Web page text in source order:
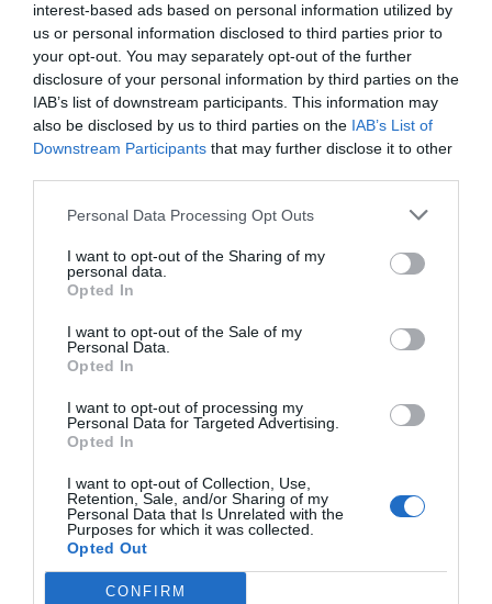
interest-based ads based on personal information utilized by
us or personal information disclosed to third parties prior to
your opt-out. You may separately opt-out of the further
disclosure of your personal information by third parties on the
IAB’s list of downstream participants. This information may
also be disclosed by us to third parties on the IAB’s List of
Downstream Participants that may further disclose it to other
Personal Data Processing Opt Outs
I want to opt-out of the Sharing of my
personal data.
Opted In
I want to opt-out of the Sale of my
Personal Data.
Opted In
I want to opt-out of processing my
Personal Data for Targeted Advertising.
Opted In
I want to opt-out of Collection, Use,
Retention, Sale, and/or Sharing of my
Personal Data that Is Unrelated with the
Purposes for which it was collected.
Opted Out
CONFIRM
En el seu comiat, Botía ha explicat que ha arribat el
moment de dir adeu després d’haver compartit “
vida quotidiana del poble”i d’haver acompanyat
moltes famílies en moments importants. Un missatge
carregat d’agraïment en què ha volgut destacar la
tots estos anys per part de la població de Gilet.
amb què afronta esta nova etapa, assegurant que
la farmàcia en bones mans
continuarà donant servei als veïns del municipi.